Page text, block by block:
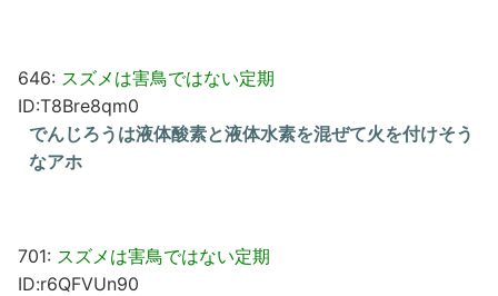
646: スズメは害鳥ではない定期
ID:T8Bre8qm0
でんじろうは液体酸素と液体水素を混ぜて火を付けそう
なアホ
701: スズメは害鳥ではない定期
ID:r6QFVUn90